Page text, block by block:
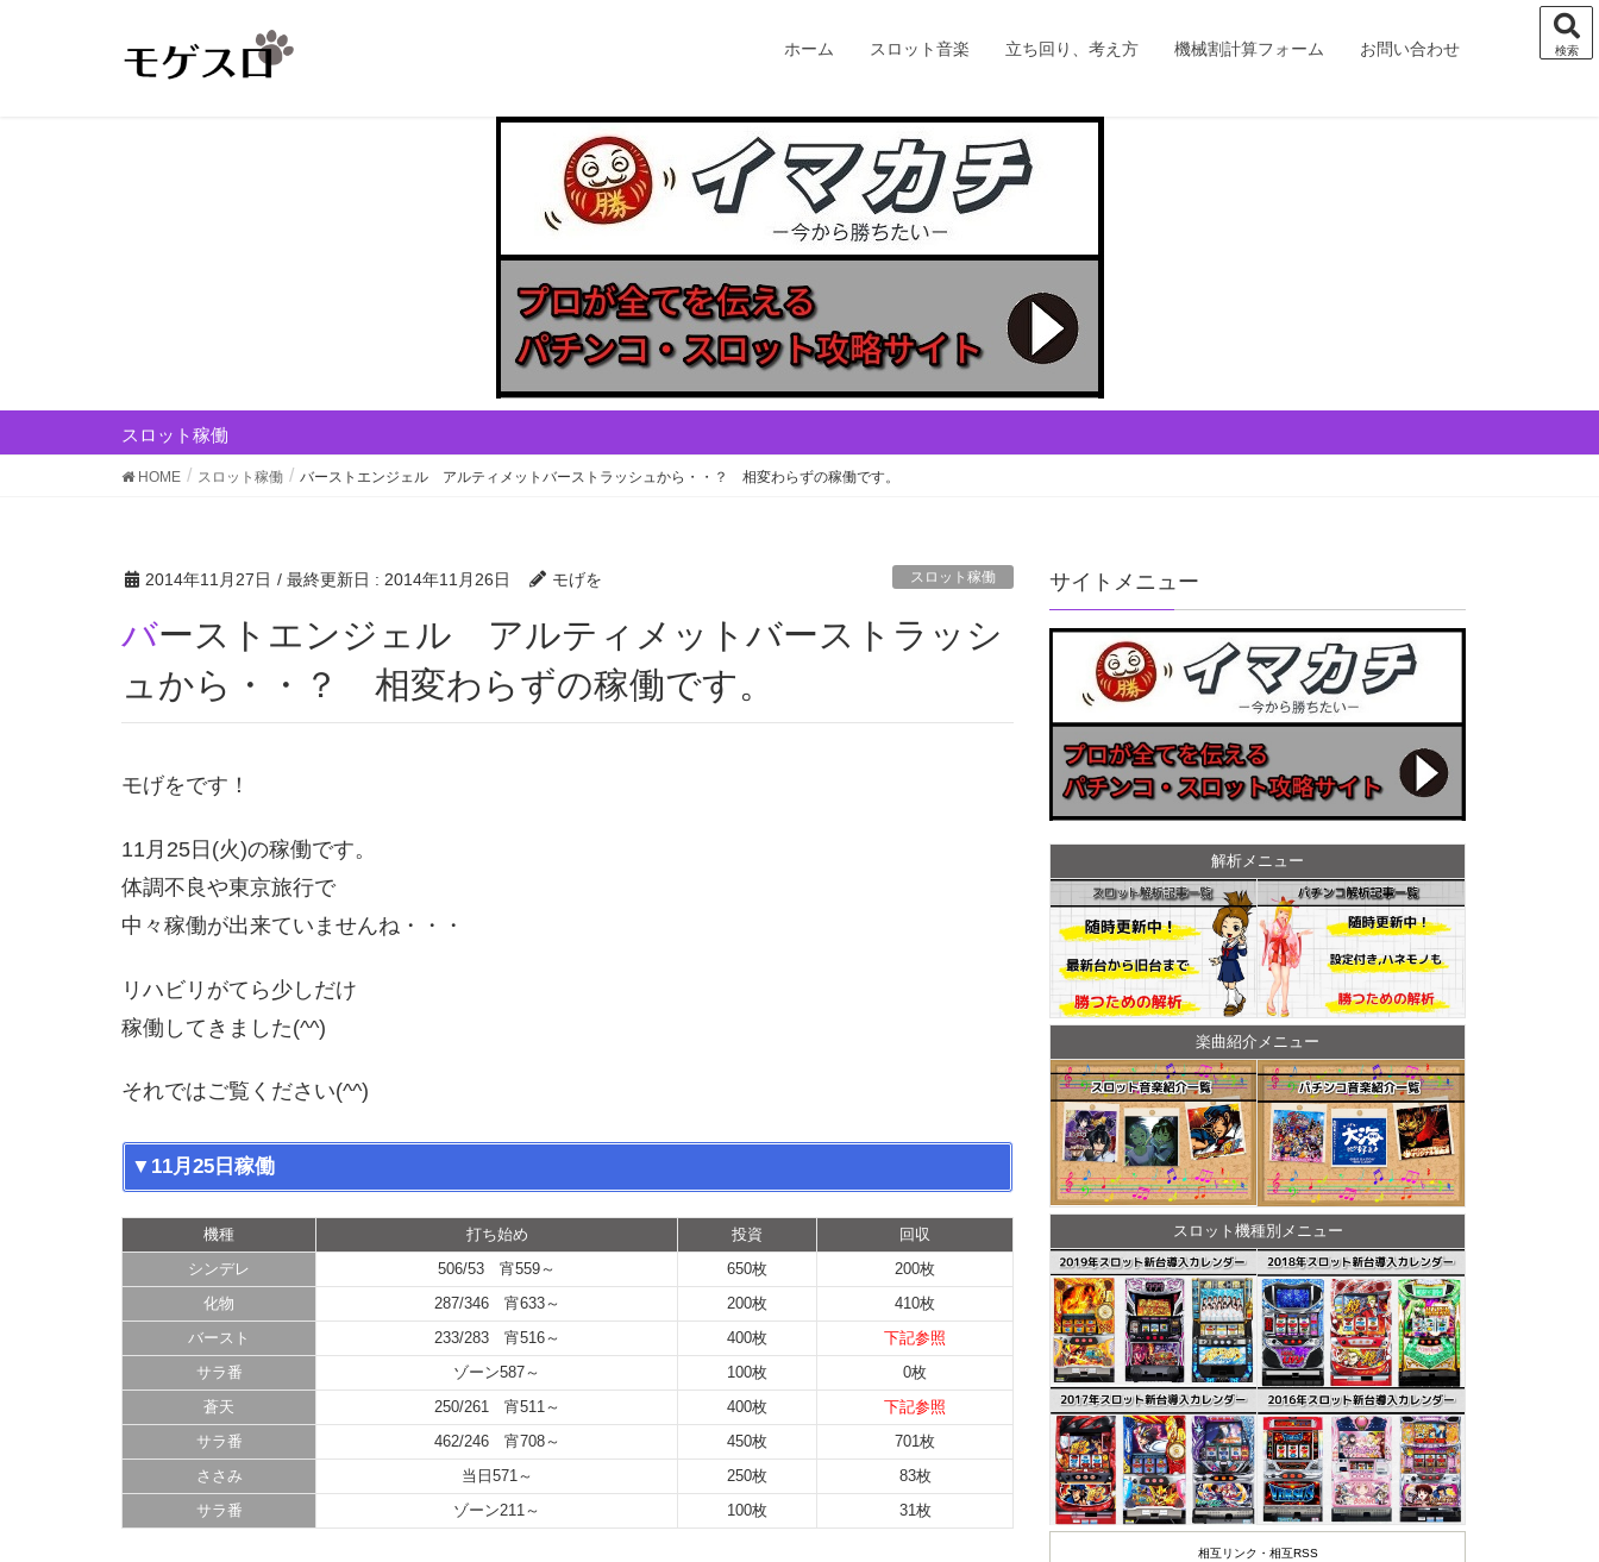
ホーム スロット音楽 立ち回り、考え方 機械割計算フォーム お問い合わせ
スロット稼働
HOME スロット稼働 バーストエンジェル アルティメットバーストラッシュから・・？ 相変わらずの稼働です。
2014年11月27日 / 最終更新日 : 2014年11月26日 モげを スロット稼働
バーストエンジェル アルティメットバーストラッシ
ュから・・？ 相変わらずの稼働です。
モげをです！
11月25日(火)の稼働です。
体調不良や東京旅行で
中々稼働が出来ていませんね・・・
リハビリがてら少しだけ
稼働してきました(^^)
それではご覧ください(^^)
▼11月25日稼働
機種 打ち始め 投資
回収
シンデレ
506/53 宵559～ 650枚
200枚
化物
287/346 宵633～ 200枚
410枚
バースト
233/283 宵516～ 400枚
下記参照
サラ番
ゾーン587～ 100枚
0枚
蒼天
250/261 宵511～ 400枚
下記参照
サラ番
462/246 宵708～ 450枚
701枚
ささみ
当日571～ 250枚
83枚
サラ番
ゾーン211～ 100枚 31枚
サイトメニュー
解析メニュー
楽曲紹介メニュー
スロット機種別メニュー
相互リンク・相互RSS